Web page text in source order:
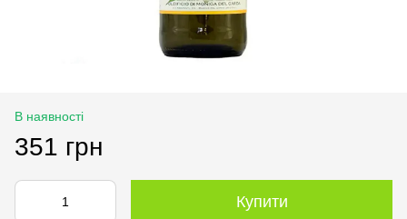
В наявності
351 грн
Купити